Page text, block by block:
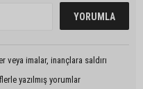
imalar, inançlara saldırı
yazılmış yorumlar